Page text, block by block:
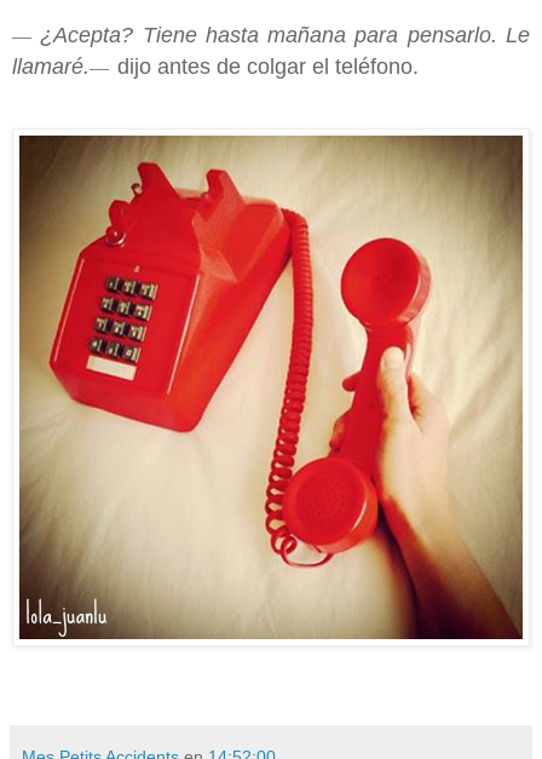
— ¿Acepta? Tiene hasta mañana para pensarlo. Le
llamaré.— dijo antes de colgar el teléfono.